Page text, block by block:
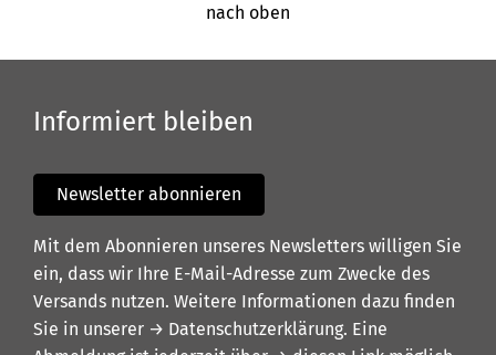
nach oben
Informiert bleiben
Newsletter abonnieren
Mit dem Abonnieren unseres Newsletters willigen Sie
ein, dass wir Ihre E-Mail-Adresse zum Zwecke des
Versands nutzen. Weitere Informationen dazu finden
Sie in unserer → Datenschutzerklärung. Eine